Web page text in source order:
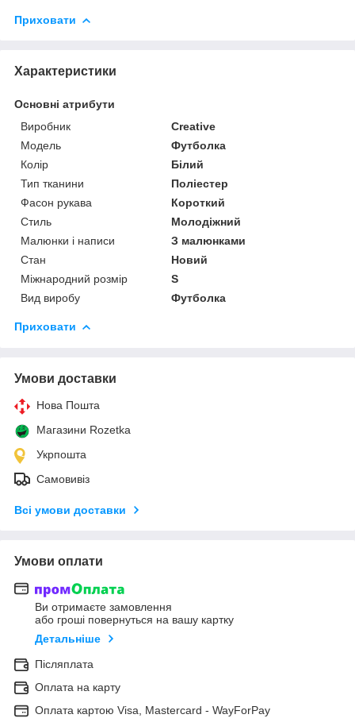
Приховати
Характеристики
Основні атрибути
Виробник
Creative
Модель
Футболка
Колір
Білий
Тип тканини
Поліестер
Фасон рукава
Короткий
Стиль
Молодіжний
Малюнки і написи
З малюнками
Стан
Новий
Міжнародний розмір
S
Вид виробу
Футболка
Приховати
Умови доставки
Нова Пошта
Магазини Rozetka
Укрпошта
Самовивіз
Всі умови доставки
Умови оплати
Ви отримаєте замовлення
або гроші повернуться на вашу картку
Детальніше
Післяплата
Оплата на карту
Оплата картою Visa, Mastercard - WayForPay